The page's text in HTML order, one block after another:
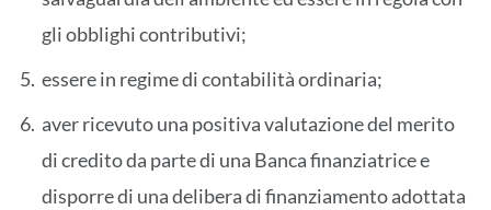
gli obblighi contributivi;
essere in regime di contabilità ordinaria;
aver ricevuto una positiva valutazione del merito
di credito da parte di una Banca finanziatrice e
disporre di una delibera di finanziamento adottata